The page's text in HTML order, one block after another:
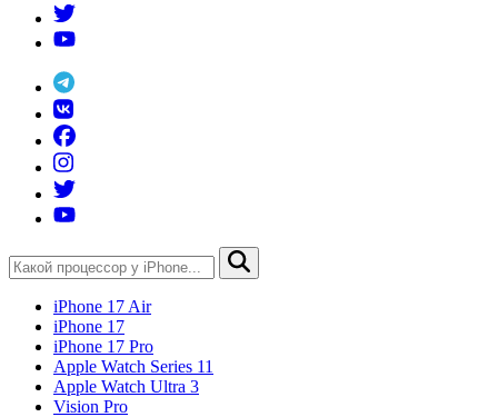
iPhone 17 Air
iPhone 17
iPhone 17 Pro
Apple Watch Series 11
Apple Watch Ultra 3
Vision Pro